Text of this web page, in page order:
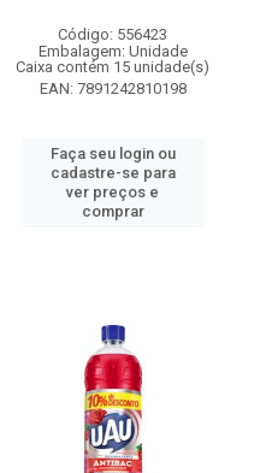
Código: 556423
Embalagem: Unidade
Caixa contém 15 unidade(s)
EAN: 7891242810198
Faça seu login ou
cadastre-se para
ver preços e
comprar